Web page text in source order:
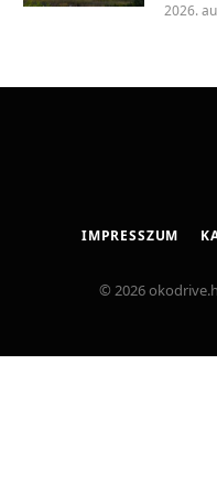
2026.
IMPRESSZUM
© 2026